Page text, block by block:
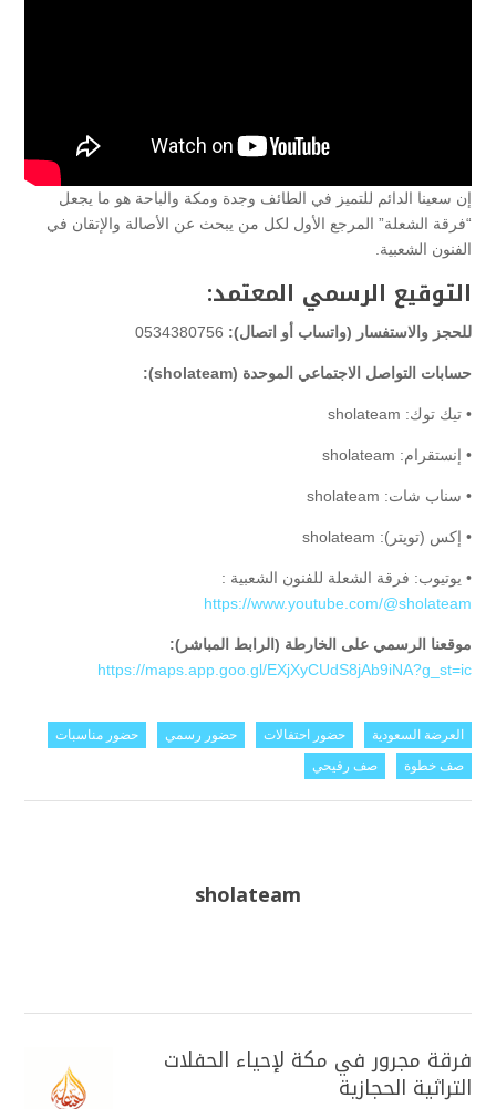
إن سعينا الدائم للتميز في الطائف وجدة ومكة والباحة هو ما يجعل
“فرقة الشعلة” المرجع الأول لكل من يبحث عن الأصالة والإتقان في
الفنون الشعبية.
التوقيع الرسمي المعتمد:
للحجز والاستفسار (واتساب أو اتصال):
حسابات التواصل الاجتماعي الموحدة (sholateam):
• تيك توك: sholateam
• إنستقرام: sholateam
• سناب شات: sholateam
• إكس (تويتر): sholateam
• يوتيوب: فرقة الشعلة للفنون الشعبية :
https://www.youtube.com/@sholateam
موقعنا الرسمي على الخارطة (الرابط المباشر):
https://maps.app.goo.gl/EXjXyCUdS8jAb9iNA?g_st=ic
العرضة السعودية حضور احتفالات حضور رسمي
حضور مناسبات
صف خطوة
صف رفيحي
sholateam
فرقة مجرور في مكة لإحياء الحفلات
التراثية الحجازية